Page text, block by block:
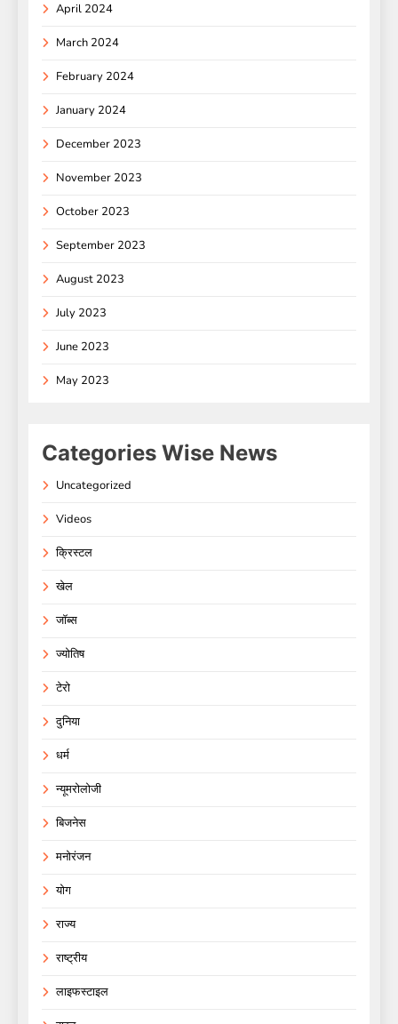
April 2024
March 2024
February 2024
January 2024
December 2023
November 2023
October 2023
September 2023
August 2023
July 2023
June 2023
May 2023
Categories Wise News
Uncategorized
Videos
क्रिस्टल
खेल
जॉब्स
ज्योतिष
टेरो
दुनिया
धर्म
न्यूमरोलोजी
बिजनेस
मनोरंजन
योग
राज्य
राष्ट्रीय
लाइफस्टाइल